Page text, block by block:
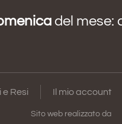
del mese:
e Resi Il mio account
Sito web realizzato da